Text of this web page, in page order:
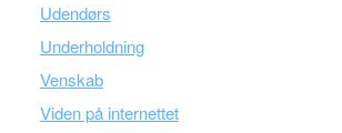
Udendørs
Underholdning
Venskab
Viden på internettet